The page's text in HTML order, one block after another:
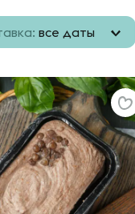
все даты